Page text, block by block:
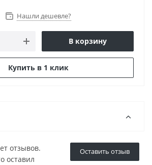
Нашли дешевле?
В корзину
Купить в 1 клик
Оставить отзыв
отзывов.
оставил